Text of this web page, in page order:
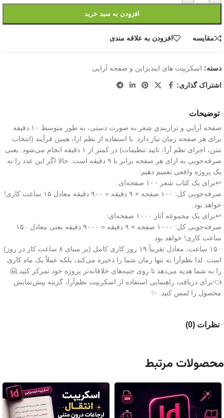
افزودن به سبد خرید
مقايسه افزودن به علاقه مندی
دسته: اسکریپت های ایندیزاین و صفحه آرایی
اشتراک گذاری:
توضیحات
صفحه آرايي و ترازبندي شعر به صورت دستی، به طور متوسط ۱۰ دقیقه
برای هر صفحه زمان نیاز دارد. با استفاده از نظم ارا، همین فرآیند (انتخاب
متن، اجرای نظم آرا، تایید تنظیمات) در کمتر از ۱ دقیقه انجام می‌شود. یعنی
صرفه‌جویی به ازای هر صفحه برابر با ۹ دقیقه است. حالا اگر این عدد را به
یک پروژه واقعی تعمیم دهیم:
↩️برای یک کتاب شعر ۱۰۰ صفحه‌ای:
صرفه‌جویی کل: ۱۰۰ صفحه × ۹ دقیقه = ۹۰۰ دقیقه معادل ۱۵ ساعت کاری!
خواهد بود.
↩️برای یک مجموعه آثار ۱۰۰۰ صفحه‌ای:
صرفه‌جویی کل: ۱۰۰۰ صفحه × ۹ دقیقه = ۹۰۰۰ دقیقه یعنی معادل ۱۵۰
ساعت کاری! خواهد بود.
۱۵۰ ساعت، معادل تقریباً ۱۹ روز کاری کامل (بر مبنای ۸ ساعت کار در روز)
است. لذا نظم‌آرا نه تنها زمان شما را ذخیره می‌کند، بلکه عملاً یک ماه کاری
را به شما هدیه می‌دهد تا روی جنبه‌های خلاقانه‌تر پروژه خود تمرکز کنید.🤗
👈برای دریافت راهنمایی استفاده از اسکریپت نظم‌آرا، گزینه پیش‌نمایش
محصول را لمس کنید. ✨
نظرات (0)
محصولات مرتبط